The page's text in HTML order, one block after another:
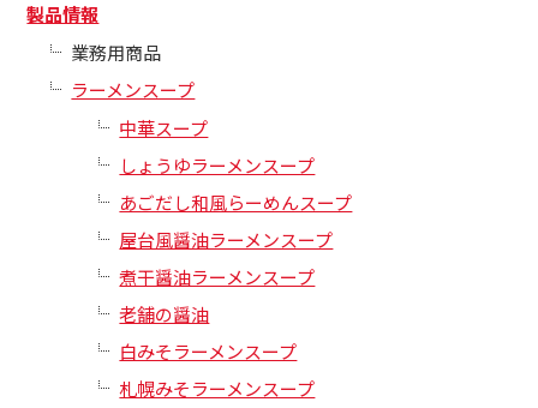
製品情報
業務用商品
ラーメンスープ
中華スープ
しょうゆラーメンスープ
あごだし和風らーめんスープ
屋台風醤油ラーメンスープ
煮干醤油ラーメンスープ
老舗の醤油
白みそラーメンスープ
札幌みそラーメンスープ